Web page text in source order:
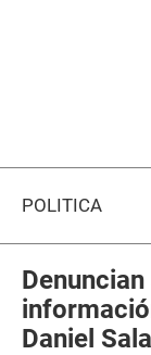
POLÍTICA
Daniel